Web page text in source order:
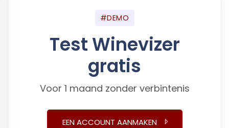
#DEMO
Test Winevizer
gratis
Voor 1 maand zonder verbintenis
EEN ACCOUNT AANMAKEN